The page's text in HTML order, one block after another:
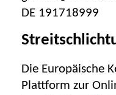
DE 191718999
Die Europäische
Plattform zur